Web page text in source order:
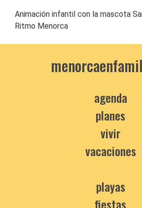
Animación infantil con la mascota
Ritmo Menorca
agenda
planes
vivir
vacaciones
playas
fiestas